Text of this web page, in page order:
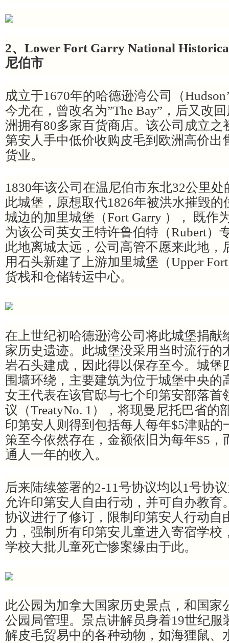
2、Lower Fort Garry National
尼伯市
成立于1670年的哈德逊湾公司（
今尤在，曾改名为”The Bay”，后又改
洲拥有80多家百货商店。该公司成立之
第安人手中低价收购皮毛到欧洲高价出
货业。
1830年该公司在温尼伯市东北32公里
此城堡，原想取代1826年被洪水摧毁
城边的加里城堡（Fort Garry ）， 既作
为该公司英女王特许鲁伯特（Rubert）
此地离城太远，公司高管不愿来此地，
用石头新建了上游加里城堡（Upper
货栈和仓储转运中心。
在上世纪初哈德逊湾公司将此城堡捐献
家历史遗迹。此城堡没采用当时流行的
岩石头建成，因此得以保存至今。城堡
围墙环绕，主要建筑为位于城堡中央的
女王代表在该官邸与七个印第安部落首
议（TreatyNo. 1），将现曼尼托巴省的
印第安人则得到包括每人每年$5津贴的
策至今依然存在，金额依旧为每年$5，
通人一年的收入。
后来陆续签署的2-11号协议均以1号协
允许印第安人自由行动，并可自办教育
协议进行了修订，限制印第安人行动自
力，强制所有印第安儿童进入寄宿学校
学校大批儿童死亡惨案缘由于此。
此公园为加拿大国家历史景点，和国家
公园局管理。景点讲解员身着19世纪服
解皮毛贸易中的各种动物，如海狸鼠、